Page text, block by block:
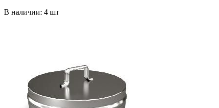
В наличии: 4 шт